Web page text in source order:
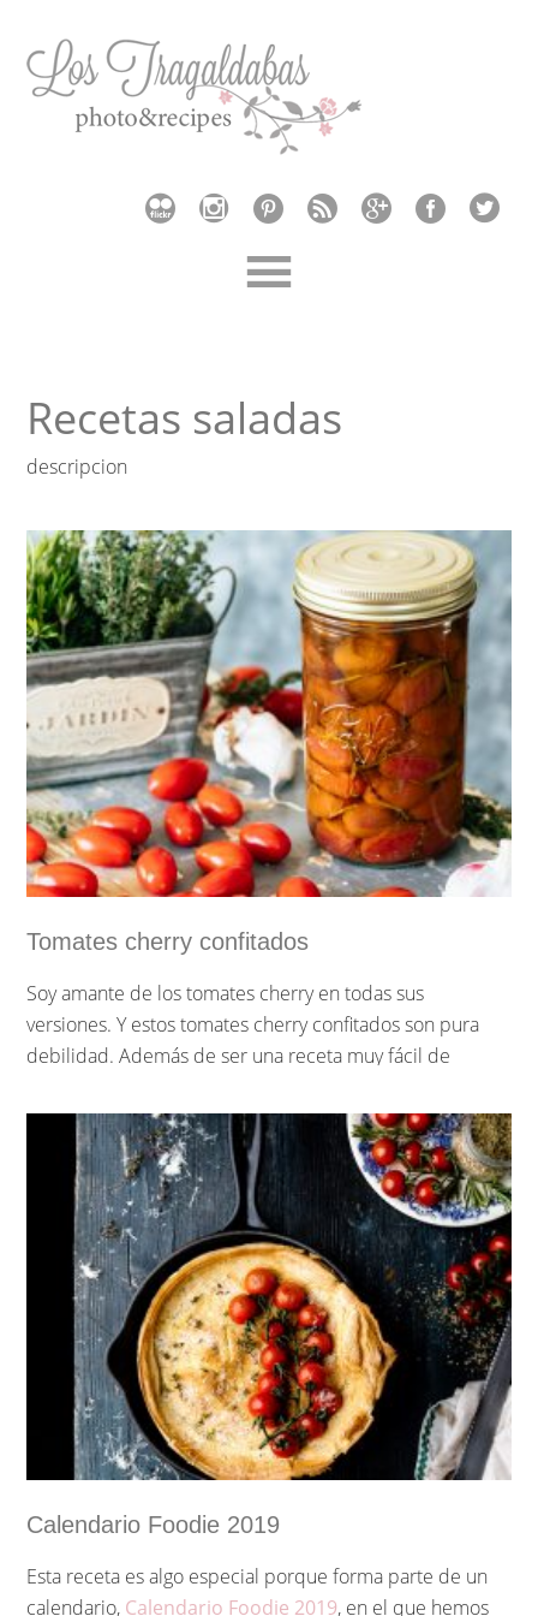
Recetas saladas
descripcion
Tomates cherry confitados
Soy amante de los tomates cherry en todas sus
versiones. Y estos tomates cherry confitados son pura
debilidad. Además de ser una receta muy fácil de
preferidas, ensaladas, platos de pasta. El uso que le vas a
dar a estos tomates confitados es increíble.
Calendario Foodie 2019
Esta receta es algo especial porque forma parte de un
calendario, Calendario Foodie 2019, en el que hemos